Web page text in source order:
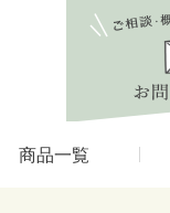
商品一覧